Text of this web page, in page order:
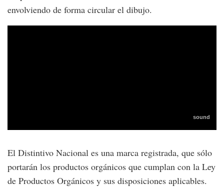
envolviendo de forma circular el dibujo.
El Distintivo Nacional es una marca registrada, que sólo
portarán los productos orgánicos que cumplan con la Ley
de Productos Orgánicos y sus disposiciones aplicables.